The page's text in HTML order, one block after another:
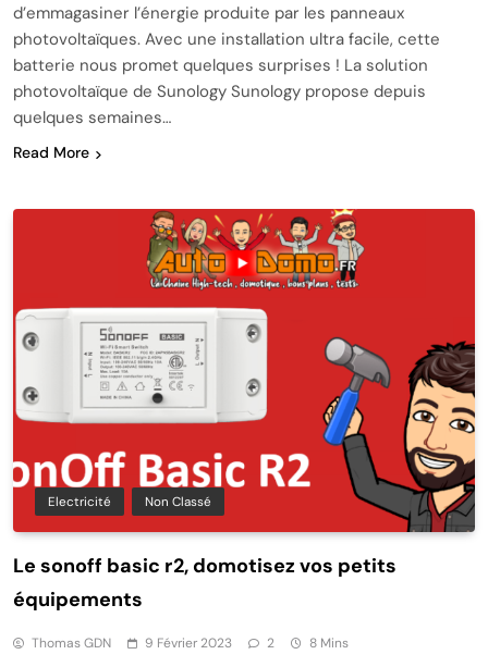
d’emmagasiner l’énergie produite par les panneaux
photovoltaïques. Avec une installation ultra facile, cette
batterie nous promet quelques surprises ! La solution
photovoltaïque de Sunology Sunology propose depuis
quelques semaines…
Read More
Electricité Non Classé
Le sonoff basic r2, domotisez vos petits
équipements
Thomas GDN 9 Février 2023 2 8 Mins